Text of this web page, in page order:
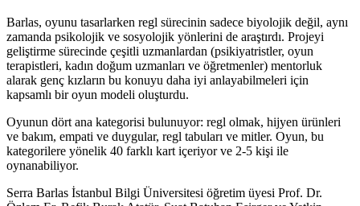
Barlas, oyunu tasarlarken regl sürecinin sadece biyolojik değil, aynı
zamanda psikolojik ve sosyolojik yönlerini de araştırdı. Projeyi
geliştirme sürecinde çeşitli uzmanlardan (psikiyatristler, oyun
terapistleri, kadın doğum uzmanları ve öğretmenler) mentorluk
alarak genç kızların bu konuyu daha iyi anlayabilmeleri için
kapsamlı bir oyun modeli oluşturdu.
Oyunun dört ana kategorisi bulunuyor: regl olmak, hijyen ürünleri
ve bakım, empati ve duygular, regl tabuları ve mitler. Oyun, bu
kategorilere yönelik 40 farklı kart içeriyor ve 2-5 kişi ile
oynanabiliyor.
Serra Barlas İstanbul Bilgi Üniversitesi öğretim üyesi Prof. Dr.